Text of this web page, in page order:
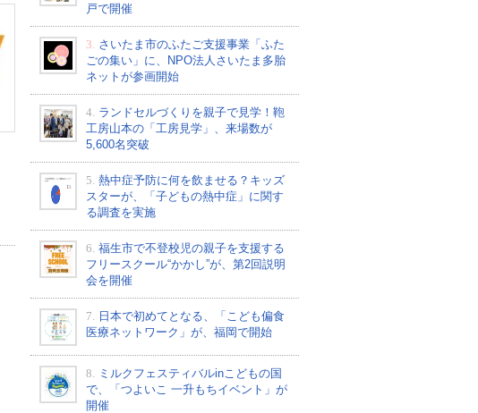
戸で開催
3. さいたま市のふたご支援事業「ふた
ごの集い」に、NPO法人さいたま多胎
ネットが参画開始
4. ランドセルづくりを親子で見学！鞄
工房山本の「工房見学」、来場数が
5,600名突破
5. 熱中症予防に何を飲ませる？キッズ
スターが、「子どもの熱中症」に関す
る調査を実施
6. 福生市で不登校児の親子を支援する
フリースクール“かかし”が、第2回説明
会を開催
7.
日本で初めてとなる、「こども偏食
医療ネットワーク」が、福岡で開始
8.
ミルクフェスティバルinこどもの国
で、「つよいこ 一升もちイベント」が
開催